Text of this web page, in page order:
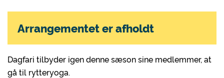
Dagfari tilbyder igen denne sæson sine medlemmer, at
gå til rytteryoga.
Arrangementet er afholdt